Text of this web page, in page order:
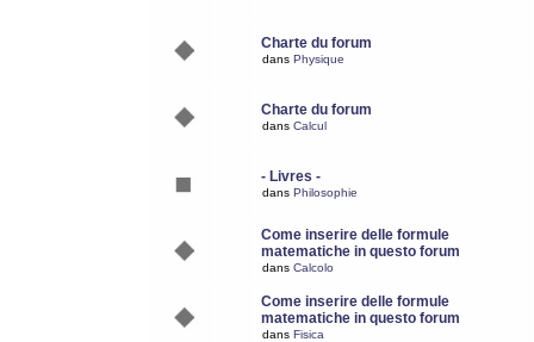
Charte du forum
dans Physique
Charte du forum
dans Calcul
- Livres -
dans Philosophie
Come inserire delle formule
matematiche in questo forum
dans Calcolo
Come inserire delle formule
matematiche in questo forum
dans Fisica